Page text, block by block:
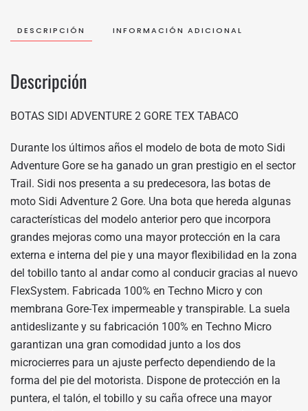
DESCRIPCIÓN INFORMACIÓN ADICIONAL
Descripción
BOTAS SIDI ADVENTURE 2 GORE TEX TABACO
Durante los últimos años el modelo de bota de moto Sidi
Adventure Gore se ha ganado un gran prestigio en el sector
Trail. Sidi nos presenta a su predecesora, las botas de
moto Sidi Adventure 2 Gore. Una bota que hereda algunas
características del modelo anterior pero que incorpora
grandes mejoras como una mayor protección en la cara
externa e interna del pie y una mayor flexibilidad en la zona
del tobillo tanto al andar como al conducir gracias al nuevo
FlexSystem. Fabricada 100% en Techno Micro y con
membrana Gore-Tex impermeable y transpirable. La suela
antideslizante y su fabricación 100% en Techno Micro
garantizan una gran comodidad junto a los dos
microcierres para un ajuste perfecto dependiendo de la
forma del pie del motorista. Dispone de protección en la
puntera, el talón, el tobillo y su caña ofrece una mayor